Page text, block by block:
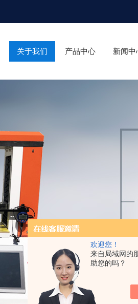
欢迎您！
来自局域网的
助您的吗？
关于我们 产品中心 新闻中